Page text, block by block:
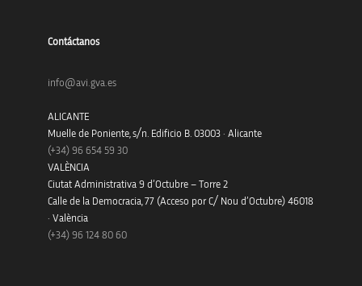
Contáctanos
info@avi.gva.es
ALICANTE
Muelle de Poniente, s/n. Edificio B. 03003 · Alicante
(+34) 96 654 59 30
VALÈNCIA
Ciutat Administrativa 9 d’Octubre – Torre 2
Calle de la Democracia, 77 (Acceso por C/ Nou d’Octubre) 46018
· València
(+34) 96 124 80 60